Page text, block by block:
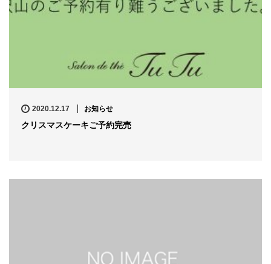
2020.12.17 お知らせ
クリスマスケーキご予約完売